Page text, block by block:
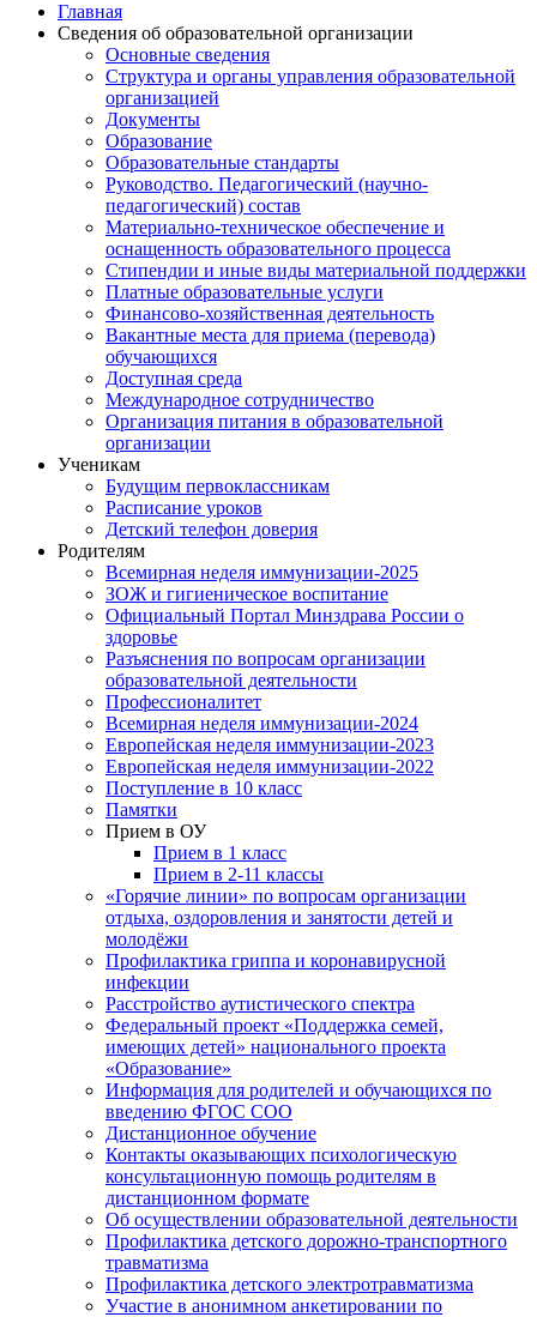
Главная
Сведения об образовательной организации
Основные сведения
Структура и органы управления образовательной
организацией
Документы
Образование
Образовательные стандарты
Руководство. Педагогический (научно-
педагогический) состав
Материально-техническое обеспечение и
оснащенность образовательного процесса
Стипендии и иные виды материальной поддержки
Платные образовательные услуги
Финансово-хозяйственная деятельность
Вакантные места для приема (перевода)
обучающихся
Доступная среда
Международное сотрудничество
Организация питания в образовательной
организации
Ученикам
Будущим первоклассникам
Расписание уроков
Детский телефон доверия
Родителям
Всемирная неделя иммунизации-2025
ЗОЖ и гигиеническое воспитание
Официальный Портал Минздрава России о
здоровье
Разъяснения по вопросам организации
образовательной деятельности
Профессионалитет
Всемирная неделя иммунизации-2024
Европейская неделя иммунизации-2023
Европейская неделя иммунизации-2022
Поступление в 10 класс
Памятки
Прием в ОУ
Прием в 1 класс
Прием в 2-11 классы
«Горячие линии» по вопросам организации
отдыха, оздоровления и занятости детей и
молодёжи
Профилактика гриппа и коронавирусной
инфекции
Расстройство аутистического спектра
Федеральный проект «Поддержка семей,
имеющих детей» национального проекта
«Образование»
Информация для родителей и обучающихся по
введению ФГОС СОО
Дистанционное обучение
Контакты оказывающих психологическую
консультационную помощь родителям в
дистанционном формате
Об осуществлении образовательной деятельности
Профилактика детского дорожно-транспортного
травматизма
Профилактика детского электротравматизма
Участие в анонимном анкетировании по